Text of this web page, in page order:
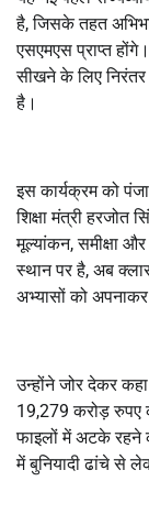
है, जिसके तहत
एसएमएस प्राप्त
सीखने के लिए
है।
इस कार्यक्रम को
शिक्षा मंत्री हरजोत
मूल्यांकन, समीक्षा
स्थान पर है, अब
अभ्यासों को
उन्होंने जोर देकर
19,279 करोड़ रुपए
फाइलों में अटके
में बुनियादी ढांचे से